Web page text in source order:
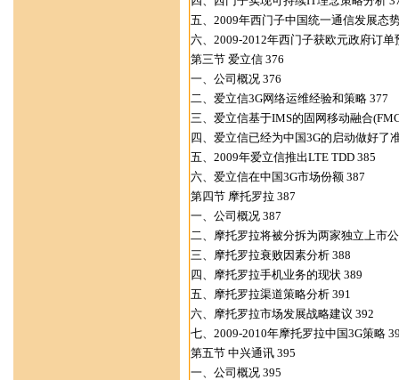
五、2009年西门子中国统一通信发展态
六、2009-2012年西门子获欧元政府订单
第三节 爱立信 376
一、公司概况 376
二、爱立信3G网络运维经验和策略 377
三、爱立信基于IMS的固网移动融合
四、爱立信已经为中国3G的启动做好了
五、2009年爱立信推出LTE TDD 385
六、爱立信在中国3G市场份额 387
第四节 摩托罗拉 387
一、公司概况 387
二、摩托罗拉将被分拆为两家独立上市
三、摩托罗拉衰败因素分析 388
四、摩托罗拉手机业务的现状 389
五、摩托罗拉渠道策略分析 391
六、摩托罗拉市场发展战略建议 392
七、2009-2010年摩托罗拉中国3G策略
第五节 中兴通讯 395
一、公司概况 395